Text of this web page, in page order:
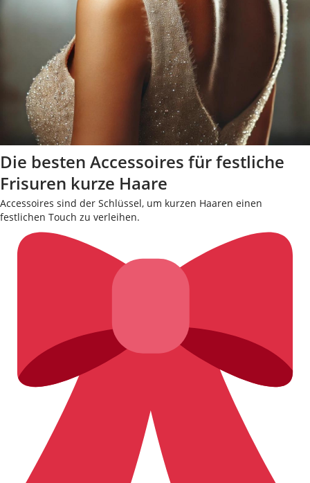
Die besten Accessoires für festliche
Frisuren kurze Haare
Accessoires sind der Schlüssel, um kurzen Haaren einen
festlichen Touch zu verleihen.